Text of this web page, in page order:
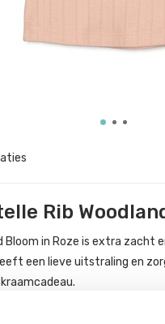
Rib
Bloom in Roze is extra
een lieve uitstraling en